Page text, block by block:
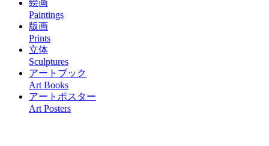
絵画
Paintings
版画
Prints
立体
Sculptures
アートブック
Art Books
アートポスター
Art Posters